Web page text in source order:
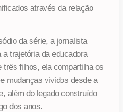
através da relação
da série, a jornalista
a trajetória da educadora
três filhos, ela compartilha os
mudanças vividos desde a
além do legado construído
dos anos.